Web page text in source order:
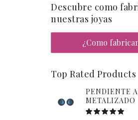
Descubre como
nuestras joyas
¿Como
Top Rated Products
PENDIENTE
METALIZADO